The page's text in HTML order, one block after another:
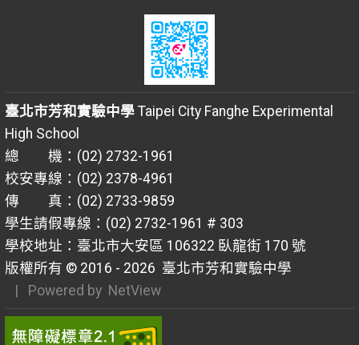
臺北市芳和實驗中學Taipei City Fanghe Experimental
High School
總 機：(02) 2732-1961
校安專線：(02) 2378-4961
傳 真：(02) 2733-9859
學生請假專線：(02) 2732-1961 # 303
學校地址：臺北市大安區 106322 臥龍街 170 號
版權所有 © 2016 - 2026 臺北市芳和實驗中學
| Powered by NetView